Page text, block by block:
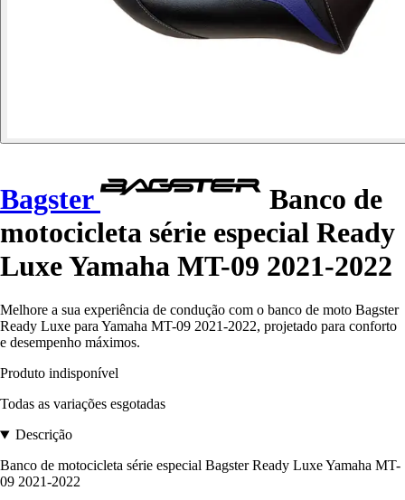
Bagster
Banco de
motocicleta série especial Ready
Luxe Yamaha MT-09 2021-2022
Melhore a sua experiência de condução com o banco de moto Bagster
Ready Luxe para Yamaha MT-09 2021-2022, projetado para conforto
e desempenho máximos.
Produto indisponível
Todas as variações esgotadas
Descrição
Banco de motocicleta série especial Bagster Ready Luxe Yamaha MT-
09 2021-2022